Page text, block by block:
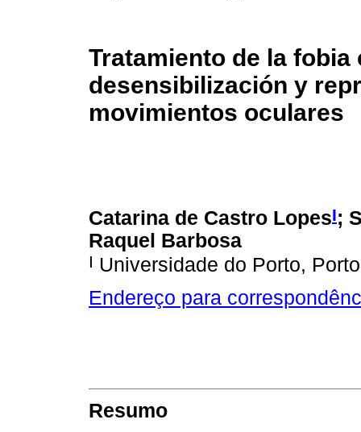
Tratamiento de la
desensibilización y
movimientos oculares
Catarina de Castro LopesI;
Raquel Barbosa
I Universidade do Porto,
Endereço para
Resumo